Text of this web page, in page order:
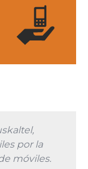
por la
móviles.